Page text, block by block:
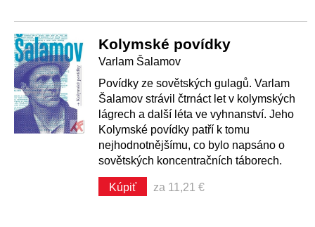
Kolymské povídky
Varlam Šalamov
Povídky ze sovětských gulagů. Varlam
Šalamov strávil čtrnáct let v kolymských
lágrech a další léta ve vyhnanství. Jeho
Kolymské povídky patří k tomu
nejhodnotnějšímu, co bylo napsáno o
sovětských koncentračních táborech.
Kúpiť za 11,21 €